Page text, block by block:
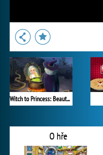
Witch to Princess: Beauty Potion
O hře